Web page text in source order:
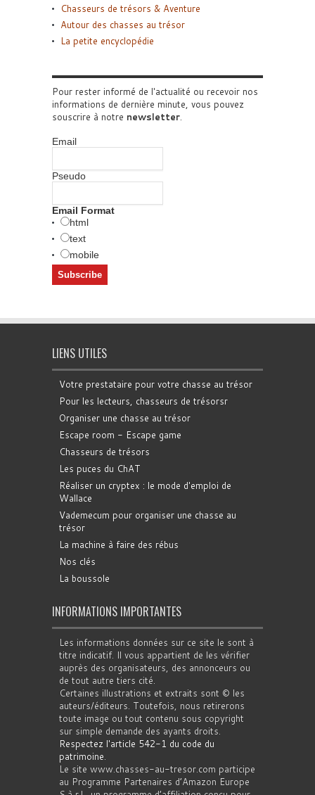
Chasseurs de trésors & Aventure
Autour des chasses au trésor
La petite encyclopédie
Pour rester informé de l'actualité ou recevoir nos
informations de dernière minute, vous pouvez
souscrire à notre newsletter
Email
Pseudo
Email Format
html
text
mobile
LIENS UTILES
Votre prestataire pour votre chasse au trésor
Pour les lecteurs, chasseurs de trésorsr
Organiser une chasse au trésor
Escape room - Escape game
Chasseurs de trésors
Les puces du ChAT
Réaliser un cryptex : le mode d'emploi de
Wallace
Vademecum pour organiser une chasse au
trésor
La machine à faire des rébus
Nos clés
La boussole
INFORMATIONS IMPORTANTES
Les informations données sur ce site le sont à
titre indicatif. Il vous appartient de les vérifier
auprès des organisateurs, des annonceurs ou
de tout autre tiers cité.
Certaines illustrations et extraits sont © les
auteurs/éditeurs. Toutefois, nous retirerons
toute image ou tout contenu sous copyright
sur simple demande des ayants droits.
Respectez l'article 542-1 du code du
patrimoine
Le site www.chasses-au-tresor.com participe
au Programme Partenaires d’Amazon Europe